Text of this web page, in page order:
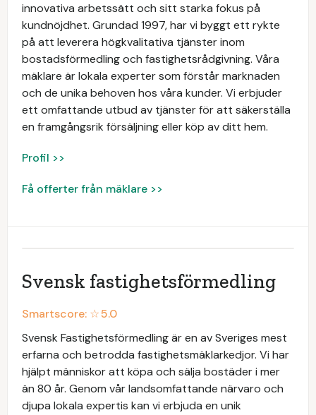
innovativa arbetssätt och sitt starka fokus på
kundnöjdhet. Grundad 1997, har vi byggt ett rykte
på att leverera högkvalitativa tjänster inom
bostadsförmedling och fastighetsrådgivning. Våra
mäklare är lokala experter som förstår marknaden
och de unika behoven hos våra kunder. Vi erbjuder
ett omfattande utbud av tjänster för att säkerställa
en framgångsrik försäljning eller köp av ditt hem.
Profil >>
Få offerter från mäklare >>
Svensk fastighetsförmedling
Smartscore: ☆5.0
Svensk Fastighetsförmedling är en av Sveriges mest
erfarna och betrodda fastighetsmäklarkedjor. Vi har
hjälpt människor att köpa och sälja bostäder i mer
än 80 år. Genom vår landsomfattande närvaro och
djupa lokala expertis kan vi erbjuda en unik